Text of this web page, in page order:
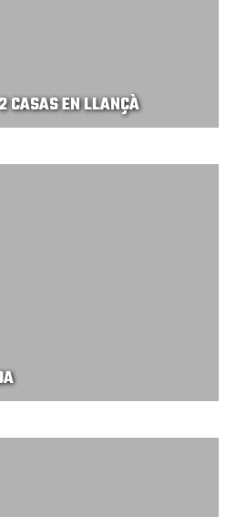
CASAS EN LLANÇÀ